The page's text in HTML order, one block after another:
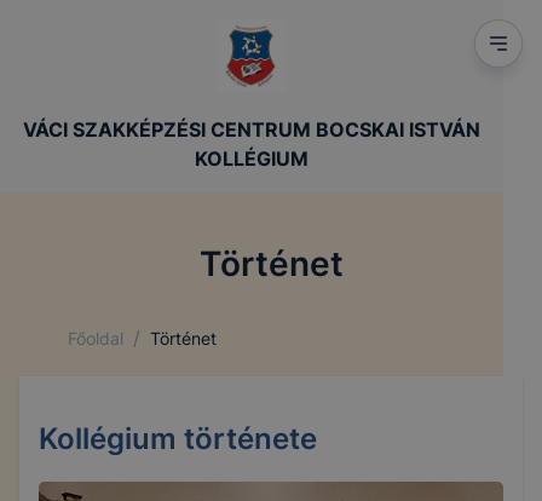
VÁCI SZAKKÉPZÉSI CENTRUM BOCSKAI ISTVÁN
KOLLÉGIUM
Történet
Főoldal / Történet
Kollégium története